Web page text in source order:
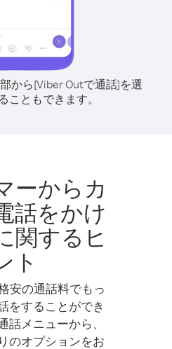
から[Viber Outで通話]を選
こともできます。
ーからカ
話をかけ
関するヒ
ト
安の通話料でもっ
をすることができ
話メニューから、
のオプションをお